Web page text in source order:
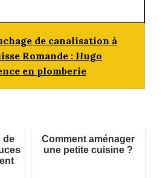
de canalisation à
Romande : Hugo
en plomberie
de
Comment aménager
une petite cuisine ?